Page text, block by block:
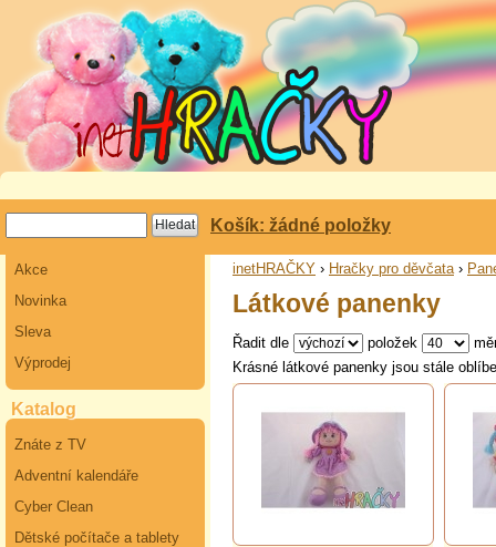
Košík: žádné položky
Akce
Novinka
Sleva
Výprodej
Katalog
Znáte z TV
Adventní kalendáře
Cyber Clean
Dětské počítače a tablety
inetHRAČKY › Hračky pro děvčata›
Látkové panenky
Řadit dle položek
Krásné látkové panenky jsou stále